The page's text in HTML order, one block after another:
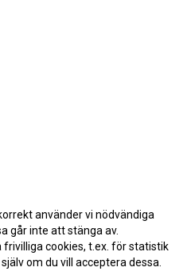
använder vi nödvändiga
går inte att stänga av.
frivilliga cookies, t.ex. för statistik
om du vill acceptera dessa.